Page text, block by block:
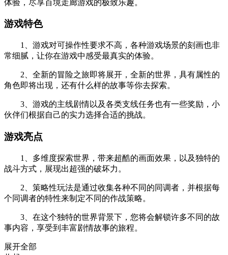
体验，尽享百境走廊游戏的极致乐趣。
游戏特色
1、游戏对可操作性要求不高，各种游戏场景的刻画也非
常细腻，让你在游戏中感受最真实的体验。
2、全新的冒险之旅即将展开，全新的世界，具有属性的
角色即将出现，还有什么样的故事等你去探索。
3、游戏的主线剧情以及各类支线任务也有一些奖励，小
伙伴们根据自己的实力选择合适的挑战。
游戏亮点
1、多维度探索世界，带来超酷的画面效果，以及独特的
战斗方式，展现出超强的破坏力。
2、策略性玩法是通过收集各种不同的同调者，并根据每
个同调者的特性来制定不同的作战策略。
3、在这个独特的世界背景下，您将会解锁许多不同的故
事内容，享受到丰富剧情故事的旅程。
展开全部